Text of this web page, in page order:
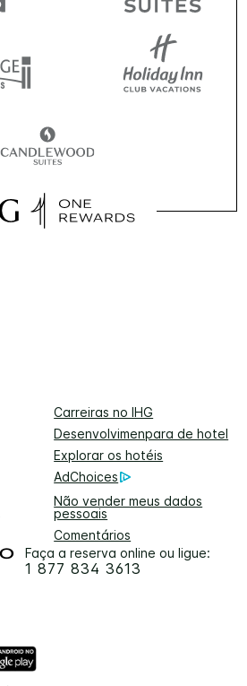
Carreiras no IHG
Desenvolvimenpara de hotel
Explorar os hotéis
AdChoices
Não vender meus dados
pessoais
Comentários
Faça a reserva online ou ligue:
1 877 834 3613